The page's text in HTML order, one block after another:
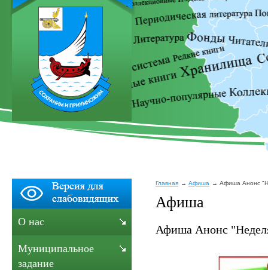
Главная Афиша Афиша Анонс
Афиша
Афиша Анонс
О нас
Муниципальное
задание